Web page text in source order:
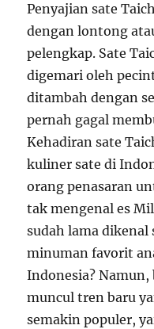
Penyajian sate
dengan lontong
pelengkap. Sate
digemari oleh
ditambah dengan
pernah gagal
Kehadiran sate
kuliner sate di
orang penasaran
tak mengenal es
sudah lama dikenal
minuman favorit
Indonesia? Namun,
muncul tren baru
semakin populer,